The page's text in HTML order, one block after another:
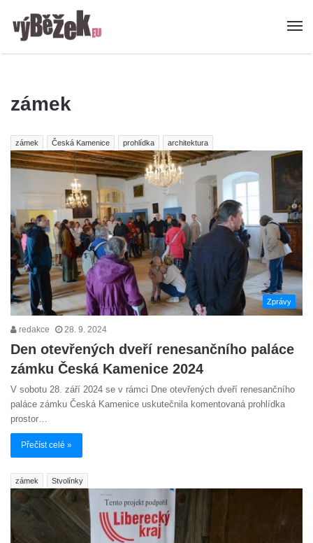
zámek
zámek Česká Kamenice prohlídka architektura
Zprávy
redakce 28. 9. 2024
Den otevřených dveří renesančního paláce
zámku Česká Kamenice 2024
V sobotu 28. září 2024 se v rámci Dne otevřených dveří renesančního
paláce zámku Česká Kamenice uskutečnila komentovaná prohlídka
prostor…
Přečíst celé »
zámek Stvolínky